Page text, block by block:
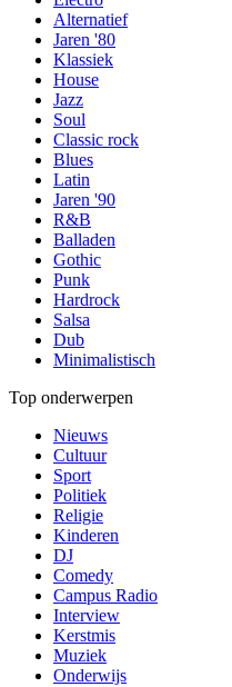
Alternatief
Jaren '80
Klassiek
House
Jazz
Soul
Classic rock
Blues
Latin
Jaren '90
R&B
Balladen
Gothic
Punk
Hardrock
Salsa
Dub
Minimalistisch
Top onderwerpen
Nieuws
Cultuur
Sport
Politiek
Religie
Kinderen
DJ
Comedy
Campus Radio
Interview
Kerstmis
Muziek
Onderwijs